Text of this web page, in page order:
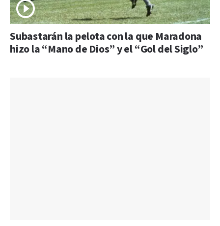
Subastarán la pelota con la que Maradona
hizo la “Mano de Dios” y el “Gol del Siglo”